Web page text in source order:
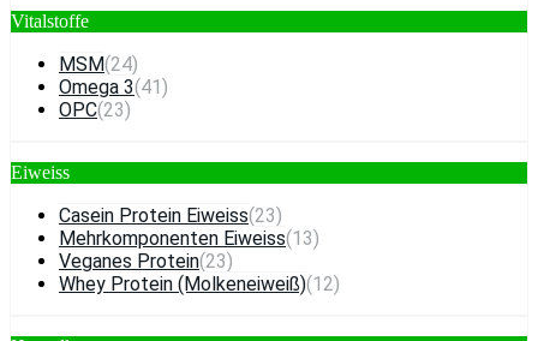
Vitalstoffe
MSM(24)
Omega 3(41)
OPC(23)
Eiweiss
Casein Protein Eiweiss(23)
Mehrkomponenten Eiweiss(13)
Veganes Protein(23)
Whey Protein (Molkeneiweiß)(12)